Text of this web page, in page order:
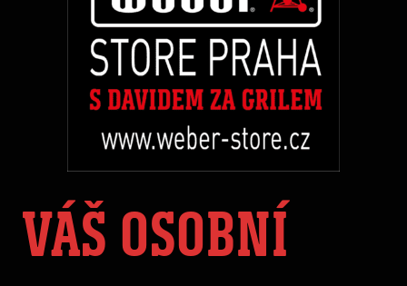
VÁŠ OSOBNÍ